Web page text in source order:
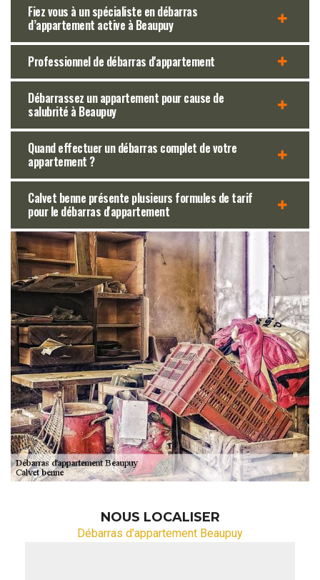
Fiez vous à un spécialiste en débarras
d’appartement active à Beaupuy
Professionnel de débarras d'appartement
Débarrassez un appartement pour cause de
salubrité à Beaupuy
Quand effectuer un débarras complet de votre
appartement ?
Calvet benne présente plusieurs formules de tarif
pour le débarras d'appartement
NOUS LOCALISER
Débarras d'appartement Beaupuy